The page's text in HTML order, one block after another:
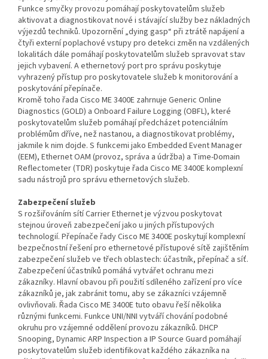
Funkce smyčky provozu pomáhají poskytovatelům služeb
aktivovat a diagnostikovat nové i stávající služby bez nákladných
výjezdů techniků. Upozornění „dying gasp“ při ztrátě napájení a
čtyři externí poplachové vstupy pro detekci změn na vzdálených
lokalitách dále pomáhají poskytovatelům služeb spravovat stav
jejich vybavení. A ethernetový port pro správu poskytuje
vyhrazený přístup pro poskytovatele služeb k monitorování a
poskytování přepínače.
Kromě toho řada Cisco ME 3400E zahrnuje Generic Online
Diagnostics (GOLD) a Onboard Failure Logging (OBFL), které
poskytovatelům služeb pomáhají předcházet potenciálním
problémům dříve, než nastanou, a diagnostikovat problémy,
jakmile k nim dojde. S funkcemi jako Embedded Event Manager
(EEM), Ethernet OAM (provoz, správa a údržba) a Time-Domain
Reflectometer (TDR) poskytuje řada Cisco ME 3400E komplexní
sadu nástrojů pro správu ethernetových služeb.
Zabezpečení služeb
S rozšiřováním sítí Carrier Ethernet je výzvou poskytovat
stejnou úroveň zabezpečení jako u jiných přístupových
technologií. Přepínače řady Cisco ME 3400E poskytují komplexní
bezpečnostní řešení pro ethernetové přístupové sítě zajištěním
zabezpečení služeb ve třech oblastech: účastník, přepínač a síť.
Zabezpečení účastníků pomáhá vytvářet ochranu mezi
zákazníky. Hlavní obavou při použití sdíleného zařízení pro více
zákazníků je, jak zabránit tomu, aby se zákazníci vzájemně
ovlivňovali. Řada Cisco ME 3400E tuto obavu řeší několika
různými funkcemi. Funkce UNI/NNI vytváří chování podobné
okruhu pro vzájemné oddělení provozu zákazníků. DHCP
Snooping, Dynamic ARP Inspection a IP Source Guard pomáhají
poskytovatelům služeb identifikovat každého zákazníka na